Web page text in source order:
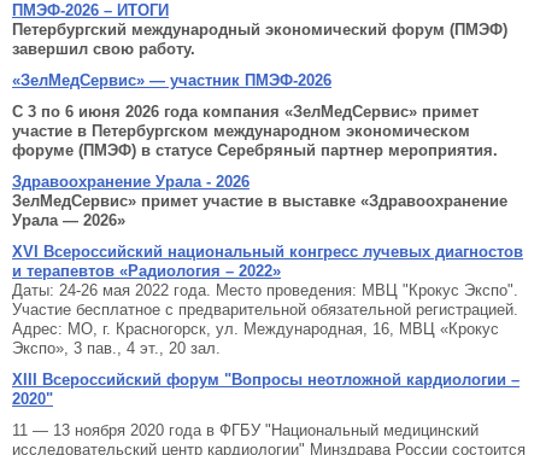
ПМЭФ-2026 – ИТОГИ
Петербургский международный экономический форум (ПМЭФ)
завершил свою работу.
«ЗелМедСервис» — участник ПМЭФ-2026
С 3 по 6 июня 2026 года компания «ЗелМедСервис» примет
участие в Петербургском международном экономическом
форуме (ПМЭФ) в статусе Серебряный партнер мероприятия.
Здравоохранение Урала - 2026
ЗелМедСервис» примет участие в выставке «Здравоохранение
Урала — 2026»
XVI Всероссийский национальный конгресс лучевых диагностов
и терапевтов «Радиология – 2022»
Даты: 24-26 мая 2022 года. Место проведения: МВЦ "Крокус Экспо".
Участие бесплатное с предварительной обязательной регистрацией.
Адрес: МО, г. Красногорск, ул. Международная, 16, МВЦ «Крокус
Экспо», 3 пав., 4 эт., 20 зал.
XIII Всероссийский форум "Вопросы неотложной кардиологии –
2020"
11 — 13 ноября 2020 года в ФГБУ "Национальный медицинский
исследовательский центр кардиологии" Минздрава России состоится